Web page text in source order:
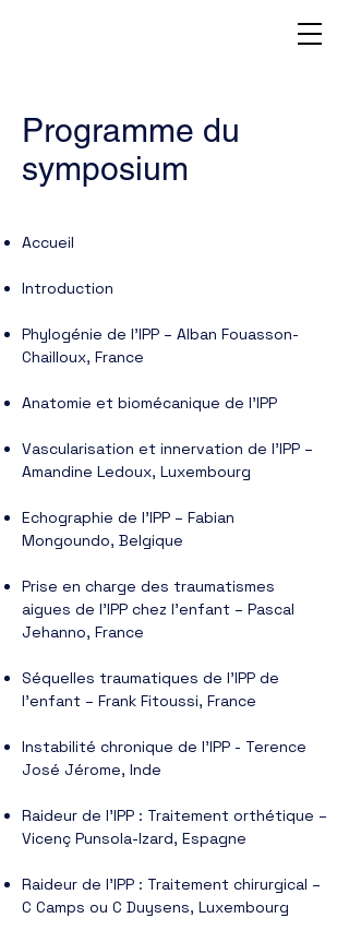
Programme du
symposium
Accueil
Introduction
Phylogénie de l’IPP – Alban Fouasson-
Chailloux, France
Anatomie et biomécanique de l’IPP
Vascularisation et innervation de l’IPP –
Amandine Ledoux, Luxembourg
Echographie de l’IPP – Fabian
Mongoundo, Belgique
Prise en charge des traumatismes
aigues de l’IPP chez l’enfant – Pascal
Jehanno, France
Séquelles traumatiques de l’IPP de
l’enfant – Frank Fitoussi, France
Instabilité chronique de l’IPP - Terence
José Jérome, Inde
Raideur de l’IPP : Traitement orthétique –
Vicenç Punsola-Izard, Espagne
Raideur de l’IPP : Traitement chirurgical –
C Camps ou C Duysens, Luxembourg